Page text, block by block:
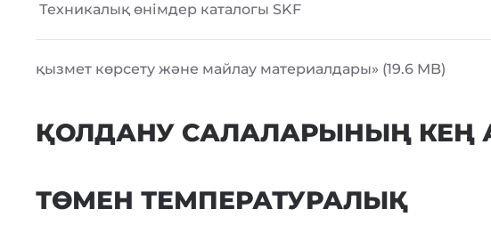
Техникалық өнімдер каталогы SKF
қызмет көрсету және майлау материалдары» (19.6 MB)
ҚОЛДАНУ САЛАЛАРЫНЫҢ
ТӨМЕН ТЕМПЕРАТУРАЛЫҚ